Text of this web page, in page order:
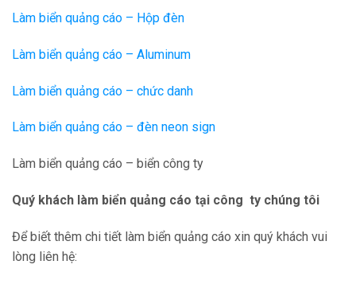
Làm biển quảng cáo – Hộp đèn
Làm biển quảng cáo – Aluminum
Làm biển quảng cáo – chức danh
Làm biển quảng cáo – đèn neon sign
Làm biển quảng cáo – biển công ty
Quý khách làm biển quảng cáo tại công ty chúng tôi
Để biết thêm chi tiết làm biển quảng cáo xin quý khách vui
lòng liên hệ: